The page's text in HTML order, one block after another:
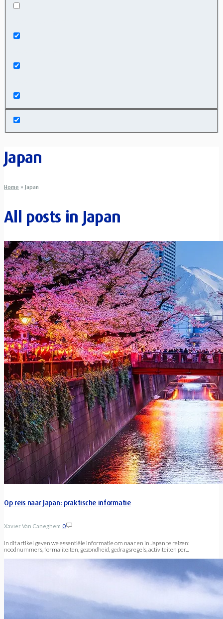
Japan
Home » Japan
All posts in Japan
Op reis naar Japan: praktische informatie
Xavier Van Caneghem 0
In dit artikel geven we essentiële informatie om naar en in Japan te reizen:
noodnummers, formaliteiten, gezondheid, gedragsregels, activiteiten per...